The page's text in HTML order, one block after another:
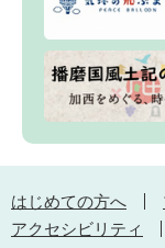
はじめての方へ
アクセシビリティ